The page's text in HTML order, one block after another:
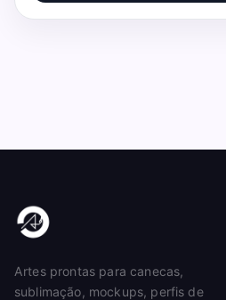
Artes prontas para canecas,
sublimação, mockups, perfis de